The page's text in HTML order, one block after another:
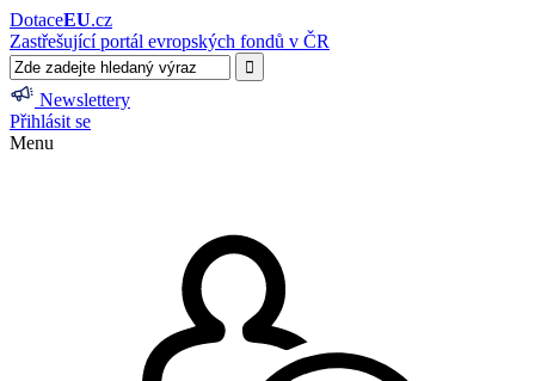
DotaceEU.cz
Zastřešující portál evropských fondů v ČR
Newslettery
Přihlásit se
Menu